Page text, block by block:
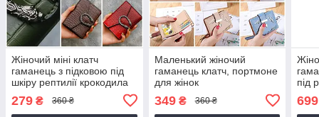
Жіночий міні клатч
гаманець з підковою під
шкіру рептилії крокодила
279 ₴ 360 ₴
Маленький жіночий
гаманець клатч, портмоне
для жінок
349₴ 360 ₴
під
699